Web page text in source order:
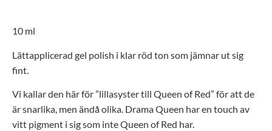
10 ml
Lättapplicerad gel polish i klar röd ton som jämnar ut sig
fint.
Vi kallar den här för ”lillasyster till Queen of Red” för att de
är snarlika, men ändå olika. Drama Queen har en touch av
vitt pigment i sig som inte Queen of Red har.